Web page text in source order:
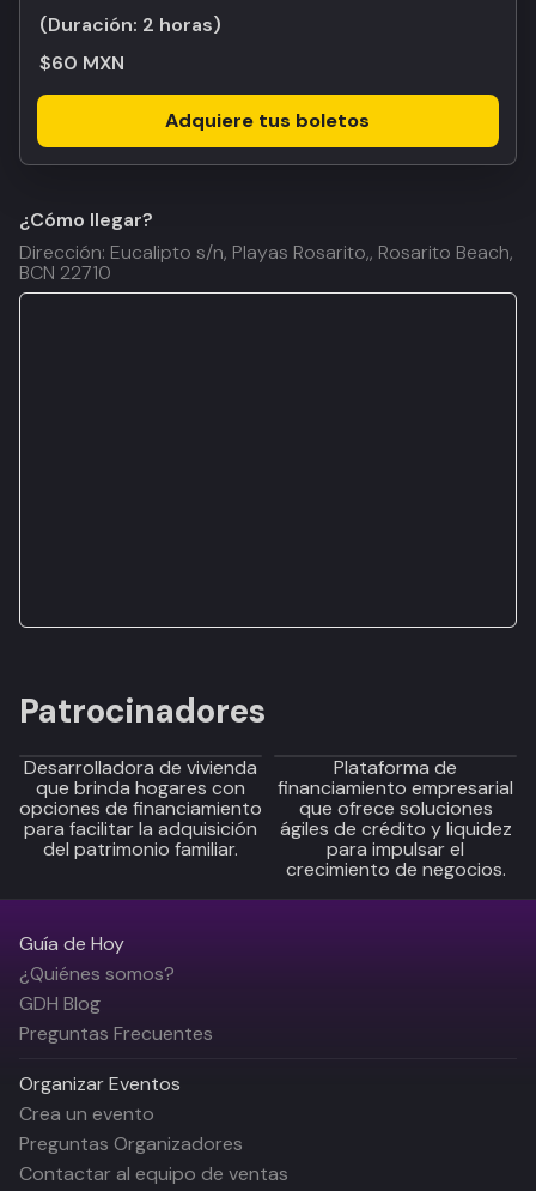
(Duración: 2 horas)
$60 MXN
Adquiere tus boletos
¿Cómo llegar?
Dirección: Eucalipto s/n, Playas Rosarito,, Rosarito Beach,
BCN 22710
Patrocinadores
Desarrolladora de vivienda
que brinda hogares con
opciones de financiamiento
para facilitar la adquisición
del patrimonio familiar.
Plataforma de
financiamiento empresarial
que ofrece soluciones
ágiles de crédito y liquidez
para impulsar el
crecimiento de negocios.
Guía de Hoy
¿Quiénes somos?
GDH Blog
Preguntas Frecuentes
Organizar Eventos
Crea un evento
Preguntas Organizadores
Contactar al equipo de ventas